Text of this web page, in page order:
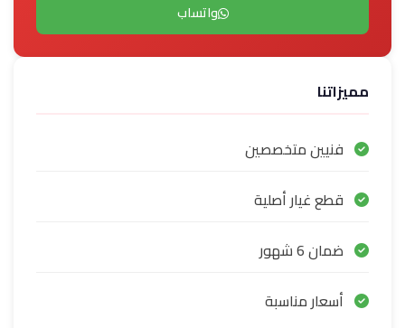
واتساب
مميزاتنا
فنيين متخصصين
قطع غيار أصلية
ضمان 6 شهور
أسعار مناسبة